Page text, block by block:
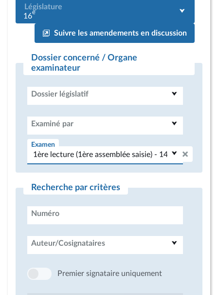
Législature
16e
Suivre les amendements en discussion
Dossier concerné / Organe
examinateur
Dossier législatif
Examiné par
Examen
Recherche par critères
Numéro
Auteur/Cosignataires
Premier signataire uniquement